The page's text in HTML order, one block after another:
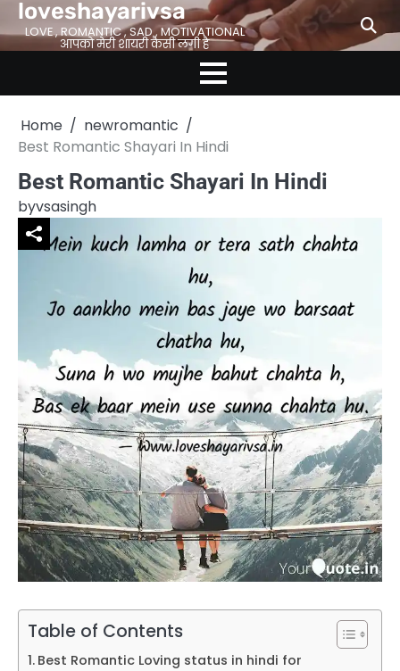
Skip
to
content
loveshayarivsa
LOVE , ROMANTIC , SAD , MOTIVATIONAL
आपको मेरी शायरी कैसी लगी है
Home
newromantic
Best Romantic Shayari In Hindi
Best Romantic Shayari In Hindi
byvsasingh
Table of Contents
Best Romantic Loving status in hindi for